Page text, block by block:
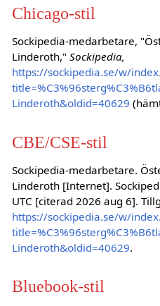
Chicago-stil
Sockipedia-medarbetare,
Linderoth," Sockipedia,
https://sockipedia.se/w/
Linderoth&oldid=40629
CBE/CSE-stil
Sockipedia-medarbetare.
Linderoth [Internet].
UTC [citerad 2026 aug 6].
https://sockipedia.se/w/
Linderoth&oldid=40629.
Bluebook-stil